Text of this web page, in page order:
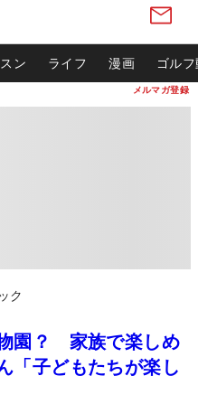
メルマガ登録
ン ライフ 漫画 ゴル
ク
園？ 家族で楽しめ
「子どもたちが楽し